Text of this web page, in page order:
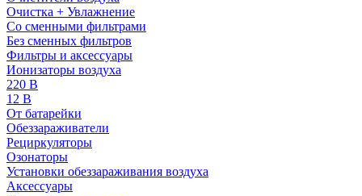
Очистка + Увлажнение
Cо сменными фильтрами
Без сменных фильтров
Фильтры и аксессуары
Ионизаторы воздуха
220 В
12 В
От батарейки
Обеззараживатели
Рециркуляторы
Озонаторы
Установки обеззараживания воздуха
Аксессуары